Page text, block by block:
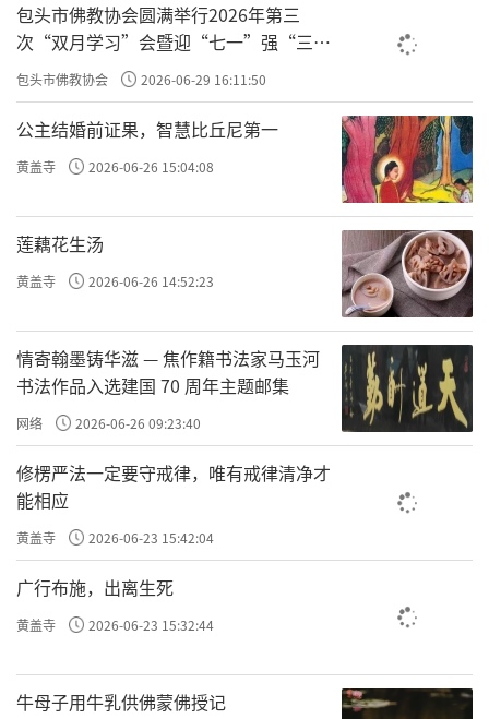
包头市佛教协会圆满举行2026年第三
次“双月学习”会暨迎“七一”强“三
爱”主题书画笔会
包头市佛教协会 2026-06-29 16:11:50
公主结婚前证果，智慧比丘尼第一
黄盖寺 2026-06-26 15:04:08
莲藕花生汤
黄盖寺 2026-06-26 14:52:23
情寄翰墨铸华滋 — 焦作籍书法家马玉河
书法作品入选建国 70 周年主题邮集
网络 2026-06-26 09:23:40
修楞严法一定要守戒律，唯有戒律清净才
能相应
黄盖寺 2026-06-23 15:42:04
广行布施，出离生死
黄盖寺 2026-06-23 15:32:44
牛母子用牛乳供佛蒙佛授记